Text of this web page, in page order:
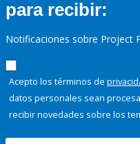
para recibir:
Notificaciones sobre Project
Acepto los términos de
datos personales sean
recibir novedades sobre los